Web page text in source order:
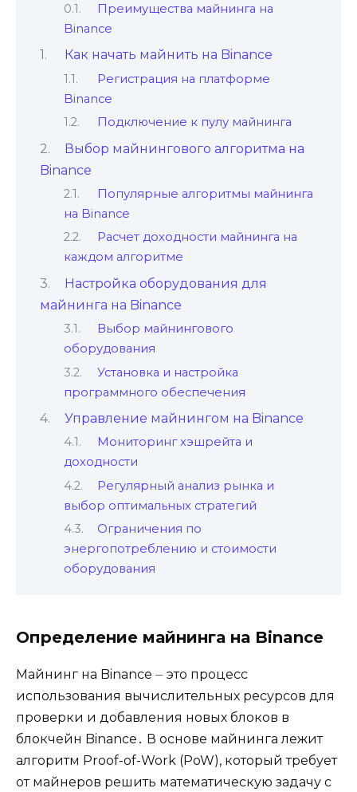
Преимущества майнинга на
Binance
Как начать майнить на Binance
Регистрация на платформе
Binance
Подключение к пулу майнинга
Выбор майнингового алгоритма на
Binance
Популярные алгоритмы майнинга
на Binance
Расчет доходности майнинга на
каждом алгоритме
Настройка оборудования для
майнинга на Binance
Выбор майнингового
оборудования
Установка и настройка
программного обеспечения
Управление майнингом на Binance
Мониторинг хэшрейта и
доходности
Регулярный анализ рынка и
выбор оптимальных стратегий
Ограничения по
энергопотреблению и стоимости
оборудования
Определение майнинга на Binance
Майнинг на Binance ⏤ это процесс
использования вычислительных ресурсов для
проверки и добавления новых блоков в
блокчейн Binance․ В основе майнинга лежит
алгоритм Proof-of-Work (PoW), который требует
от майнеров решить математическую задачу с